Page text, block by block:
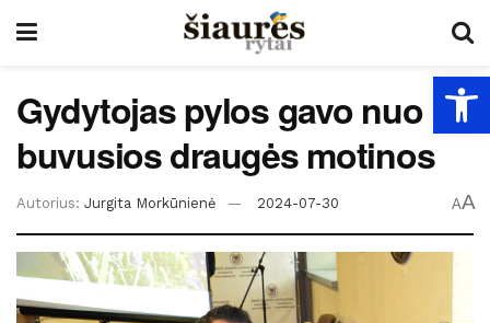
Gydytojas pylos gavo nuo
buvusios draugės motinos
Autorius: Jurgita Morkūnienė 2024-07-30 AA